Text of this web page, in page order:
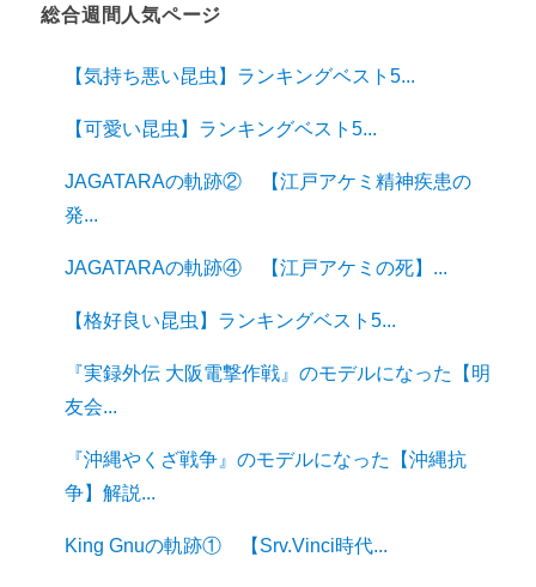
総合週間人気ページ
【気持ち悪い昆虫】ランキングベスト5...
【可愛い昆虫】ランキングベスト5...
JAGATARAの軌跡② 【江戸アケミ精神疾患の
発...
JAGATARAの軌跡④ 【江戸アケミの死】...
【格好良い昆虫】ランキングベスト5...
『実録外伝 大阪電撃作戦』のモデルになった【明
友会...
『沖縄やくざ戦争』のモデルになった【沖縄抗
争】解説...
King Gnuの軌跡① 【Srv.Vinci時代...